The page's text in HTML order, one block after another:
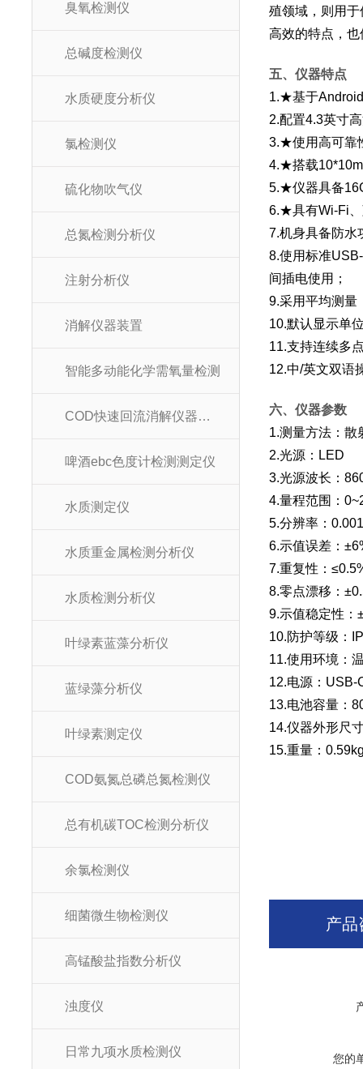
臭氧检测仪
总碱度检测仪
水质硬度分析仪
氯检测仪
硫化物吹气仪
总氮检测分析仪
注射分析仪
消解仪器装置
智能多动能化学需氧量检测
COD快速回流消解仪器装置
啤酒ebc色度计检测测定仪
水质测定仪
水质重金属检测分析仪
水质检测分析仪
叶绿素蓝藻分析仪
蓝绿藻分析仪
叶绿素测定仪
COD氨氮总磷总氮检测仪
总有机碳TOC检测分析仪
余氯检测仪
细菌微生物检测仪
高锰酸盐指数分析仪
浊度仪
日常九项水质检测仪
殖领域，则用
高效的特点，
五、仪器特点
1.★基于
2.配置4.3英寸
3.★使用高可靠
4.★搭载
5.★仪器具备
6.★具有Wi-Fi、
7.机身具备防水
8.使用标准
间插电使用；
9.采用平均测量
10.默认显示单
11.支持连续多
12.中/英文双语
六、仪器参数
1.测量方法：散
2.光源：LED
3.光源波长：
4.量程范围：
5.分辨率：
6.示值误差：
7.重复性：
8.零点漂移：
9.示值稳定性：
10.防护等级：
11.使用环境：
12.电源：USB-
13.电池容量：
14.仪器外形尺
15.重量：
产品
您的